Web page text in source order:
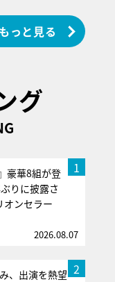
っと見る
グ
1
豪華8組が登
りに披露さ
オンセラー
2026.08.07
2
、出演を熱望